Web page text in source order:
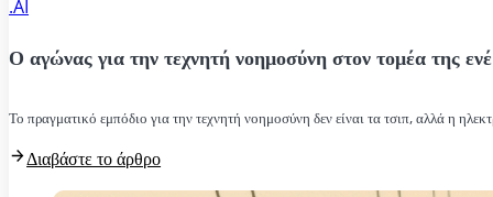
.AI
Ο αγώνας για την τεχνητή νοημοσύνη στον τομέα της
Το πραγματικό εμπόδιο για την τεχνητή νοημοσύνη δεν είναι τα τσιπ, αλλά η
Διαβάστε το άρθρο